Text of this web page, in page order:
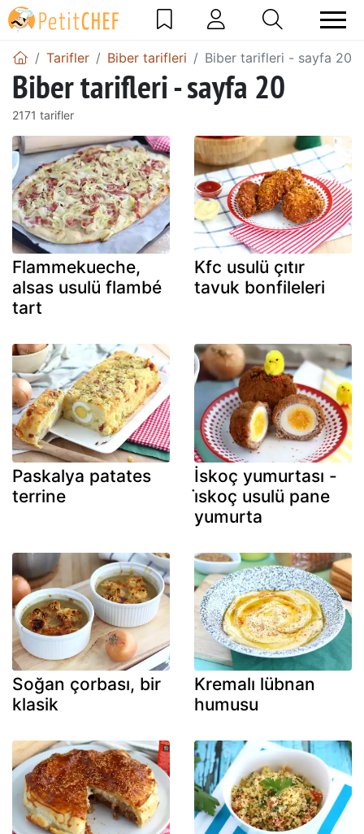
Tarifler Biber tarifleri Biber tarifleri - sayfa 20
Biber tarifleri - sayfa 20
2171 tarifler
Flammekueche,
alsas usulü flambé
tart
Kfc usulü çıtır
tavuk bonfileleri
Paskalya patates
terrine
İskoç yumurtası -
i̇skoç usulü pane
yumurta
Soğan çorbası, bir
klasik
Kremalı lübnan
humusu